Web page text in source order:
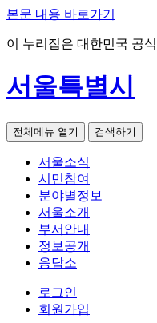
본문 내용 바로가기
이 누리집은 대한민국 공
서울특별시
전체메뉴 열기 검색하기
서울소식
시민참여
분야별정보
서울소개
부서안내
정보공개
응답소
로그인
회원가입